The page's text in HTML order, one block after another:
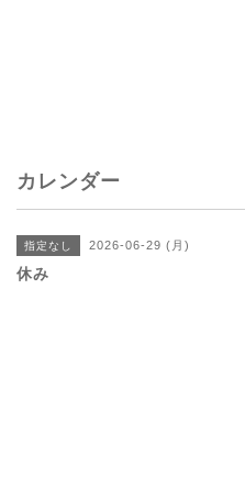
カレンダー
指定なし 2026-06-29 (月)
休み